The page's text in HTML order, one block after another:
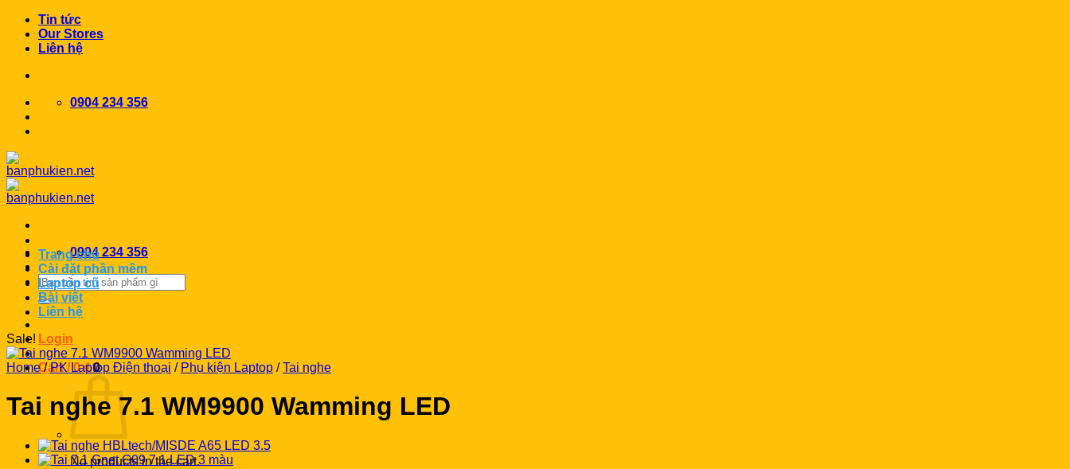
Chuyển
đến
Tin tức
Our Stores
Liên hệ
0904 234 356
0904 234 356
Search
for:
Login
Cart / 0₫ 0
No products in the cart.
Trang chủ
Cài đặt phần mềm
Laptop cũ
Bài viết
Liên hệ
Sale!
Home / PK Laptop Điện thoại / Phụ kiện Laptop / Tai nghe
Tai nghe 7.1 WM9900 Wamming LED